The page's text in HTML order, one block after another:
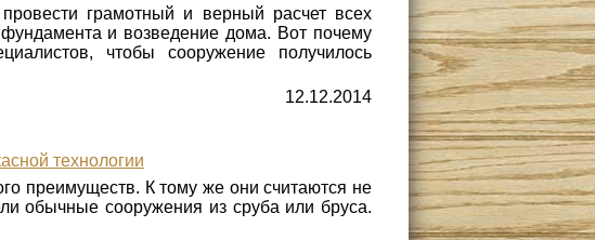
грамотный и верный расчет всех
и возведение дома. Вот почему
чтобы сооружение получилось
12.12.2014
технологии
преимуществ. К тому же они считаются не
обычные сооружения из сруба или бруса.